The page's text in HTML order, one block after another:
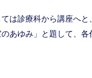
は診療科から講座へと
あゆみ」と題して、各